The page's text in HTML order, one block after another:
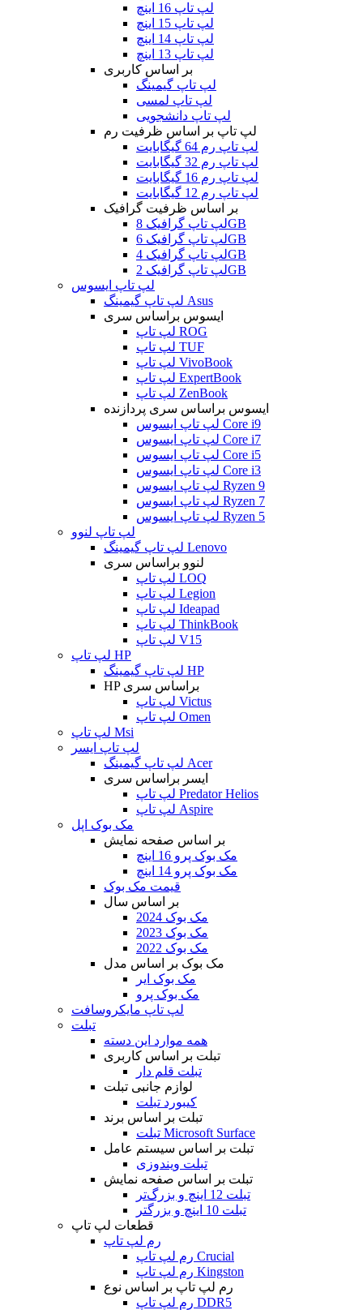
لپ تاپ 16 اینچ
لپ تاپ 15 اینچ
لپ تاپ 14 اینچ
لپ تاپ 13 اینچ
بر اساس کاربری
لپ تاپ گیمینگ
لپ تاپ لمسی
لپ تاپ دانشجویی
لپ تاپ بر اساس ظرفیت رم
لپ تاپ رم 64 گیگابایت
لپ تاپ رم 32 گیگابایت
لپ تاپ رم 16 گیگابایت
لپ تاپ رم 12 گیگابایت
بر اساس ظرفیت گرافیک
لپ تاپ گرافیک 8GB
لپ تاپ گرافیک 6GB
لپ تاپ گرافیک 4GB
لپ تاپ گرافیک 2GB
لپ تاپ ایسوس
لپ تاپ گیمینگ Asus
ایسوس براساس سری
لپ تاپ ROG
لپ تاپ TUF
لپ تاپ VivoBook
لپ تاپ ExpertBook
لپ تاپ ZenBook
ایسوس براساس سری پردازنده
لپ تاپ ایسوس Core i9
لپ تاپ ایسوس Core i7
لپ تاپ ایسوس Core i5
لپ تاپ ایسوس Core i3
لپ تاپ ایسوس Ryzen 9
لپ تاپ ایسوس Ryzen 7
لپ تاپ ایسوس Ryzen 5
لپ تاپ لنوو
لپ تاپ گیمینگ Lenovo
لنوو براساس سری
لپ تاپ LOQ
لپ تاپ Legion
لپ تاپ Ideapad
لپ تاپ ThinkBook
لپ تاپ V15
لپ تاپ HP
لپ تاپ گیمینگ HP
HP براساس سری
لپ تاپ Victus
لپ تاپ Omen
لپ تاپ Msi
لپ تاپ ایسر
لپ تاپ گیمینگ Acer
ایسر براساس سری
لپ تاپ Predator Helios
لپ تاپ Aspire
مک بوک اپل
بر اساس صفحه نمایش
مک بوک پرو 16 اینچ
مک بوک پرو 14 اینچ
قیمت مک بوک
بر اساس سال
مک بوک 2024
مک بوک 2023
مک بوک 2022
مک بوک بر اساس مدل
مک بوک ایر
مک بوک پرو
لپ تاپ مایکروسافت
تبلت
همه موارد این دسته
تبلت بر اساس کاربری
تبلت قلم دار
لوازم جانبی تبلت
کیبورد تبلت
تبلت بر اساس برند
تبلت Microsoft Surface
تبلت بر اساس سیستم عامل
تبلت ویندوزی
تبلت بر اساس صفحه نمایش
تبلت 12 اینچ و بزرگ‌تر
تبلت 10 اینچ و بزرگتر
قطعات لپ تاپ
رم لپ تاپ
رم لپ تاپ Crucial
رم لپ تاپ Kingston
رم لپ تاپ بر اساس نوع
رم لپ تاپ DDR5